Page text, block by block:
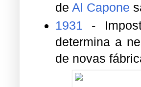
de Al Capone
1931 -
determina a
de novas